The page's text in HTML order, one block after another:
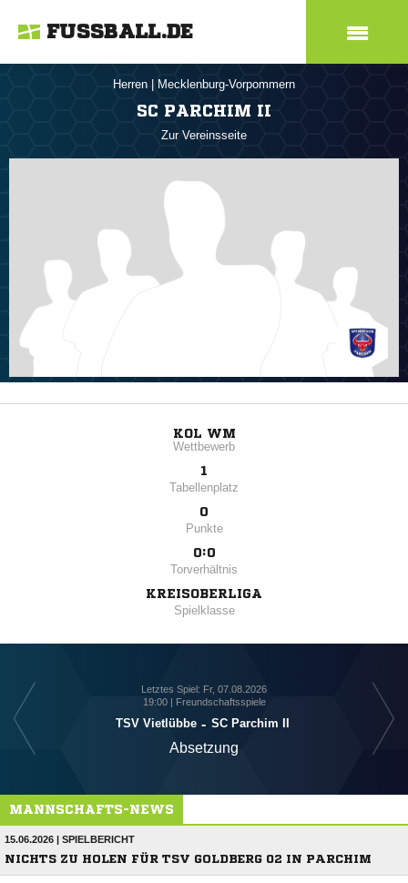
FUSSBALL.DE
Herren Mecklenburg-Vorpommern
SC PARCHIM II
Zur Vereinsseite
KOL WM
Wettbewerb
1
Tabellenplatz
0
Punkte
0:0
Torverhältnis
KREISOBERLIGA
Spielklasse
Letztes Spiel: Fr, 07.08.2026
19:00 | Freundschaftsspiele
TSV Vietlübbe - SC Parchim II
Absetzung
MANNSCHAFTS-NEWS
15.06.2026 | SPIELBERICHT
NICHTS ZU HOLEN FÜR TSV GOLDBERG 02 IN PARCHIM